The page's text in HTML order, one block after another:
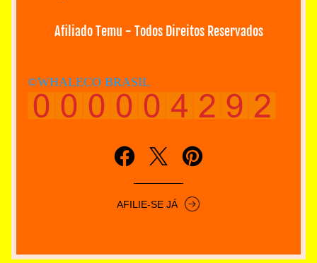
Afiliado Temu - Todos Direitos Reservados
©WHALECO BRASIL
AFILIE-SE JÁ